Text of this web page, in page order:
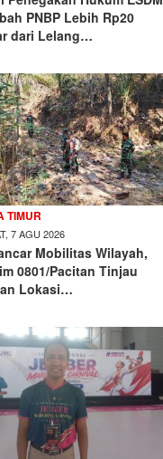
PNBP Lebih Rp20
dari Lelang…
TIMUR
7 AGU 2026
Mobilitas Wilayah,
0801/Pacitan Tinjau
Lokasi…